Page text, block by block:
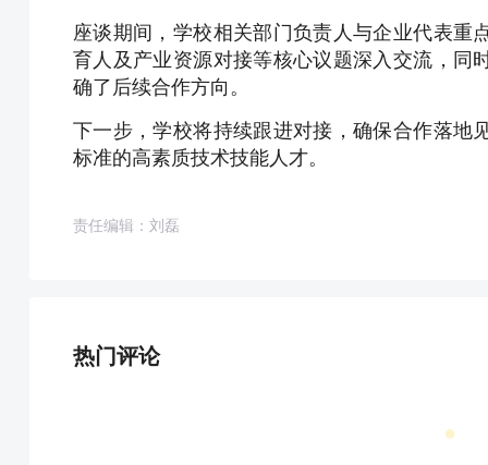
座谈期间，学校相关部门负责人与企业代表重
育人及产业资源对接等核心议题深入交流，同
确了后续合作方向。
下一步，学校将持续跟进对接，确保合作落地
标准的高素质技术技能人才。
责任编辑：刘磊
热门评论